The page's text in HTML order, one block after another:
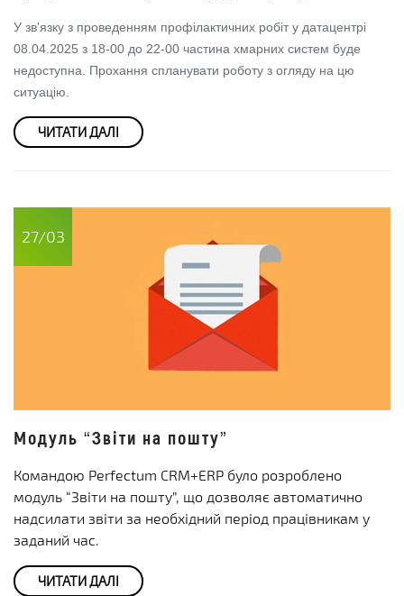
У зв'язку з проведенням профілактичних робіт у датацентрі
08.04.2025 з 18-00 до 22-00 частина хмарних систем буде
недоступна. Прохання спланувати роботу з огляду на цю
ситуацію.
ЧИТАТИ ДАЛІ
27/03
Модуль “Звіти на пошту”
Командою Perfectum CRM+ERP було розроблено
модуль “Звіти на пошту”, що дозволяє автоматично
надсилати звіти за необхідний період працівникам у
заданий час.
ЧИТАТИ ДАЛІ